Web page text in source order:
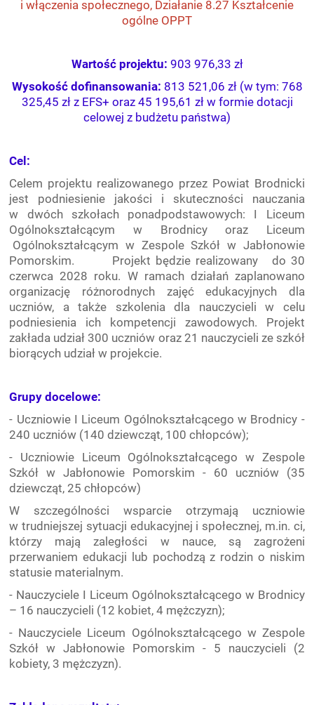
i włączenia społecznego, Działanie 8.27 Kształcenie
ogólne OPPT
Wartość projektu: 903 976,33 zł
Wysokość dofinansowania: 813 521,06 zł (w tym: 768
325,45 zł z EFS+ oraz 45 195,61 zł w formie dotacji
celowej z budżetu państwa)
Cel:
Celem projektu realizowanego przez Powiat Brodnicki
jest podniesienie jakości i skuteczności nauczania
w dwóch szkołach ponadpodstawowych: I Liceum
Ogólnokształcącym w Brodnicy oraz Liceum
Ogólnokształcącym w Zespole Szkół w Jabłonowie
Pomorskim. Projekt będzie realizowany do 30
czerwca 2028 roku. W ramach działań zaplanowano
organizację różnorodnych zajęć edukacyjnych dla
uczniów, a także szkolenia dla nauczycieli w celu
podniesienia ich kompetencji zawodowych. Projekt
zakłada udział 300 uczniów oraz 21 nauczycieli ze szkół
biorących udział w projekcie.
Grupy docelowe:
- Uczniowie I Liceum Ogólnokształcącego w Brodnicy -
240 uczniów (140 dziewcząt, 100 chłopców);
- Uczniowie Liceum Ogólnokształcącego w Zespole
Szkół w Jabłonowie Pomorskim - 60 uczniów (35
dziewcząt, 25 chłopców)
W szczególności wsparcie otrzymają uczniowie
w trudniejszej sytuacji edukacyjnej i społecznej, m.in. ci,
którzy mają zaległości w nauce, są zagrożeni
przerwaniem edukacji lub pochodzą z rodzin o niskim
statusie materialnym.
- Nauczyciele I Liceum Ogólnokształcącego w Brodnicy
– 16 nauczycieli (12 kobiet, 4 mężczyzn);
- Nauczyciele Liceum Ogólnokształcącego w Zespole
Szkół w Jabłonowie Pomorskim - 5 nauczycieli (2
kobiety, 3 mężczyzn).